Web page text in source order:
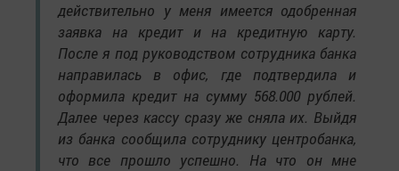
действительно у меня имеется одобренная
заявка на кредит и на кредитную карту.
После я под руководством сотрудника банка
направилась в офис, где подтвердила и
оформила кредит на сумму 568.000 рублей.
Далее через кассу сразу же сняла их. Выйдя
из банка сообщила сотруднику центробанка,
что все прошло успешно. На что он мне